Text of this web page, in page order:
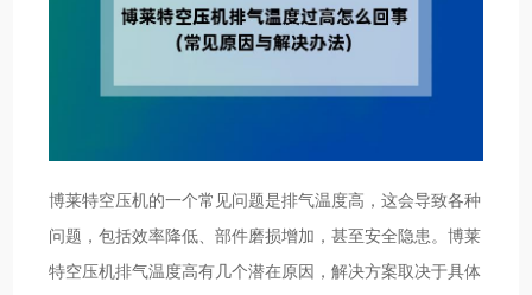
博莱特空压机的一个常见问题是排气温度高，这会导致各种
问题，包括效率降低、部件磨损增加，甚至安全隐患。博莱
特空压机排气温度高有几个潜在原因，解决方案取决于具体